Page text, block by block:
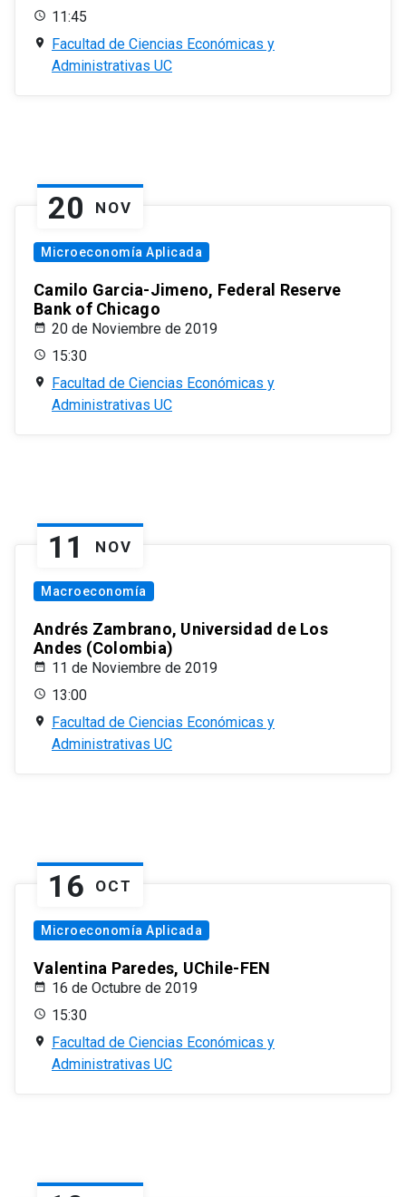
11:45
Facultad de Ciencias Económicas y
Administrativas UC
20 NOV
Microeconomía Aplicada
Camilo Garcia-Jimeno, Federal Reserve
Bank of Chicago
20 de Noviembre de 2019
15:30
Facultad de Ciencias Económicas y
Administrativas UC
11 NOV
Macroeconomía
Andrés Zambrano, Universidad de Los
Andes (Colombia)
11 de Noviembre de 2019
13:00
Facultad de Ciencias Económicas y
Administrativas UC
16 OCT
Microeconomía Aplicada
Valentina Paredes, UChile-FEN
16 de Octubre de 2019
15:30
Facultad de Ciencias Económicas y
Administrativas UC